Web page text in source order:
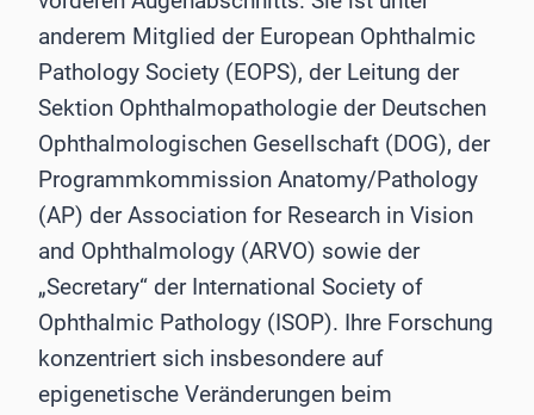
anderem Mitglied der European Ophthalmic
Pathology Society (EOPS), der Leitung der
Sektion Ophthalmopathologie der Deutschen
Ophthalmologischen Gesellschaft (DOG), der
Programmkommission Anatomy/Pathology
(AP) der Association for Research in Vision
and Ophthalmology (ARVO) sowie der
„Secretary“ der International Society of
Ophthalmic Pathology (ISOP). Ihre Forschung
konzentriert sich insbesondere auf
epigenetische Veränderungen beim